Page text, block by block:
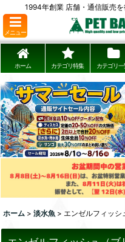
1994年創業 店舗・通信販売
メニュー
ホーム カテゴリ特集 カテゴリ一
ホーム > 淡水魚 > エンゼルフィッシ